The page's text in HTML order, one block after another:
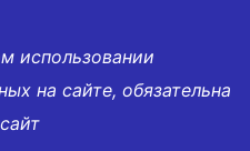
использовании
на сайте, обязательна